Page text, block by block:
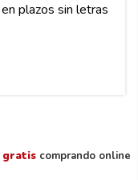
gratis comprando online